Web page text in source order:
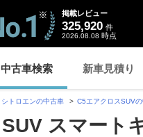
掲載レビュー
325,920 件
2026.08.08 時点
中古車検索 新車見積り
シトロエンの中古車 C5エアクロスSUV
スマート